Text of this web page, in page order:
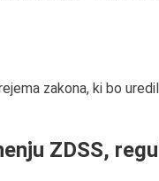
zakona, ki bo
ZDSS,